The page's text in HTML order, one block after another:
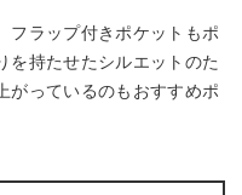
フラップ付きポケットもポ
を持たせたシルエットのた
がっているのもおすすめポ